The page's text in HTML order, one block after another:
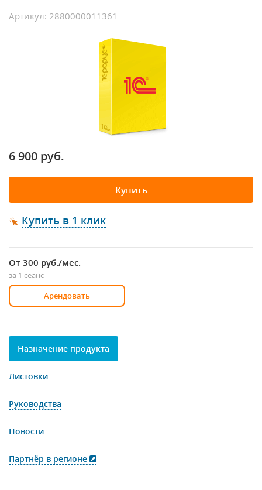
Артикул: 2880000011361
6 900 руб.
Купить
Купить в 1 клик
От 300 руб./мес.
за 1 сеанс
Арендовать
Назначение продукта
Листовки
Руководства
Новости
Партнёр в регионе